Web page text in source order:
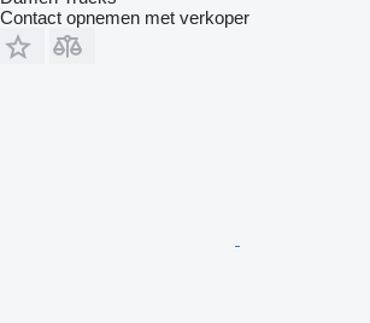
Contact opnemen met verkoper